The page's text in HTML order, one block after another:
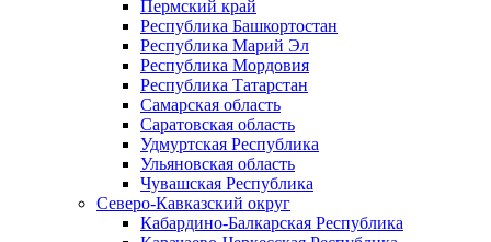
Пермский край
Республика Башкортостан
Республика Марий Эл
Республика Мордовия
Республика Татарстан
Самарская область
Саратовская область
Удмуртская Республика
Ульяновская область
Чувашская Республика
Северо-Кавказский округ
Кабардино-Балкарская Республика